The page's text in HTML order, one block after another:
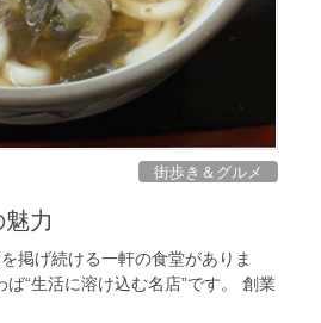
街歩き＆グルメ
力
掲げ続ける一軒の食堂がありま
“生活に溶け込む名店”です。 創業